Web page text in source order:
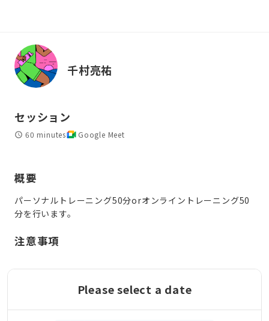
千村亮祐
セッション
60 minutes Google Meet
概要
パーソナルトレーニング50分orオンライントレーニング50
分を行います。
注意事項
Please select a date